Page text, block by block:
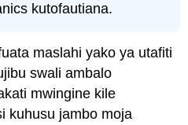
kutofautiana.
maslahi yako ya utafiti
swali ambalo
mwingine kile
kuhusu jambo moja